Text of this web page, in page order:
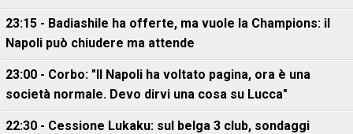
23:15 - Badiashile ha offerte, ma vuole la Champions: il
Napoli può chiudere ma attende
23:00 - Corbo: "Il Napoli ha voltato pagina, ora è una
società normale. Devo dirvi una cosa su Lucca"
22:30 - Cessione Lukaku: sul belga 3 club, sondaggi